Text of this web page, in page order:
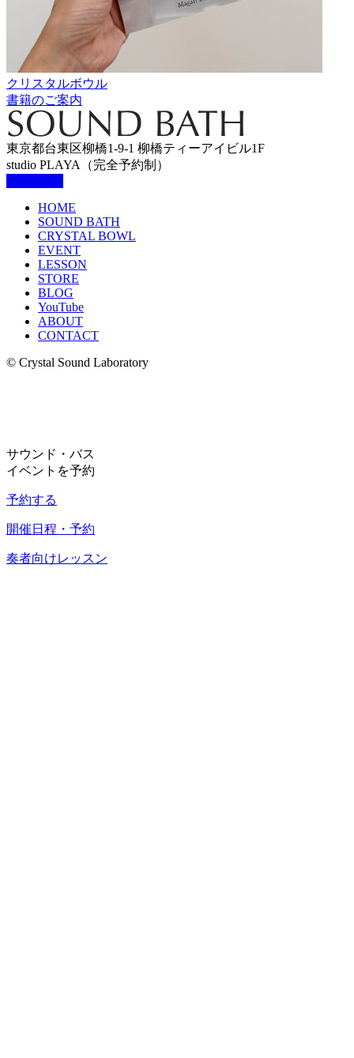
クリスタルボウル
書籍のご案内
東京都台東区柳橋1-9-1 柳橋ティーアイビル1F
studio PLAYA（完全予約制）
HOME
SOUND BATH
CRYSTAL BOWL
EVENT
LESSON
STORE
BLOG
YouTube
ABOUT
CONTACT
© Crystal Sound Laboratory
サウンド・バス
イベントを予約
予約する
開催日程・予約
奏者向けレッスン